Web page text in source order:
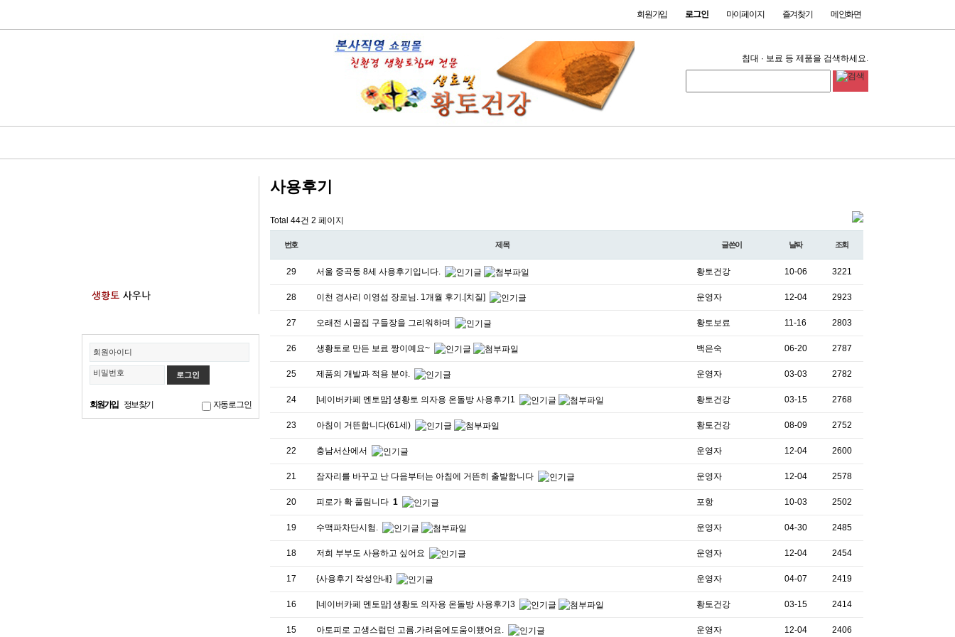
회원가입 로그인 마이페이지 즐겨찾기 메인화면
침대 · 보료 등 제품을 검색하세요.
회원아이디
비밀번호
회원가입 정보찾기 자동로그인
사용후기
Total 44건 2 페이지
번호 제목 글쓴이 날짜 조회
29 서울 중곡동 8세 사용후기입니다. 황토건강 10-06 3221
28 이천 경사리 이영섭 장로님. 1개월 후기.[치질] 운영자 12-04 2923
27 오래전 시골집 구들장을 그리워하며 황토보료 11-16 2803
26 생황토로 만든 보료 짱이예요~ 백은숙 06-20 2787
25 제품의 개발과 적용 분야. 운영자 03-03 2782
24 [네이버카페 멘토맘] 생황토 의자용 온돌방 사용후기1 황토건강 03-15 2768
23 아침이 거뜬합니다(61세) 황토건강 08-09 2752
22 충남서산에서 운영자 12-04 2600
21 잠자리를 바꾸고 난 다음부터는 아침에 거뜬히 출발합니다 운영자 12-04 2578
20 피로가 확 풀림니다 1 포항 10-03 2502
19 수맥파차단시험. 운영자 04-30 2485
18 저희 부부도 사용하고 싶어요 운영자 12-04 2454
17 {사용후기 작성안내} 운영자 04-07 2419
16 [네이버카페 멘토맘] 생황토 의자용 온돌방 사용후기3 황토건강 03-15 2414
15 아토피로 고생스럽던 고름.가려움에도움이됐어요. 운영자 12-04 2406